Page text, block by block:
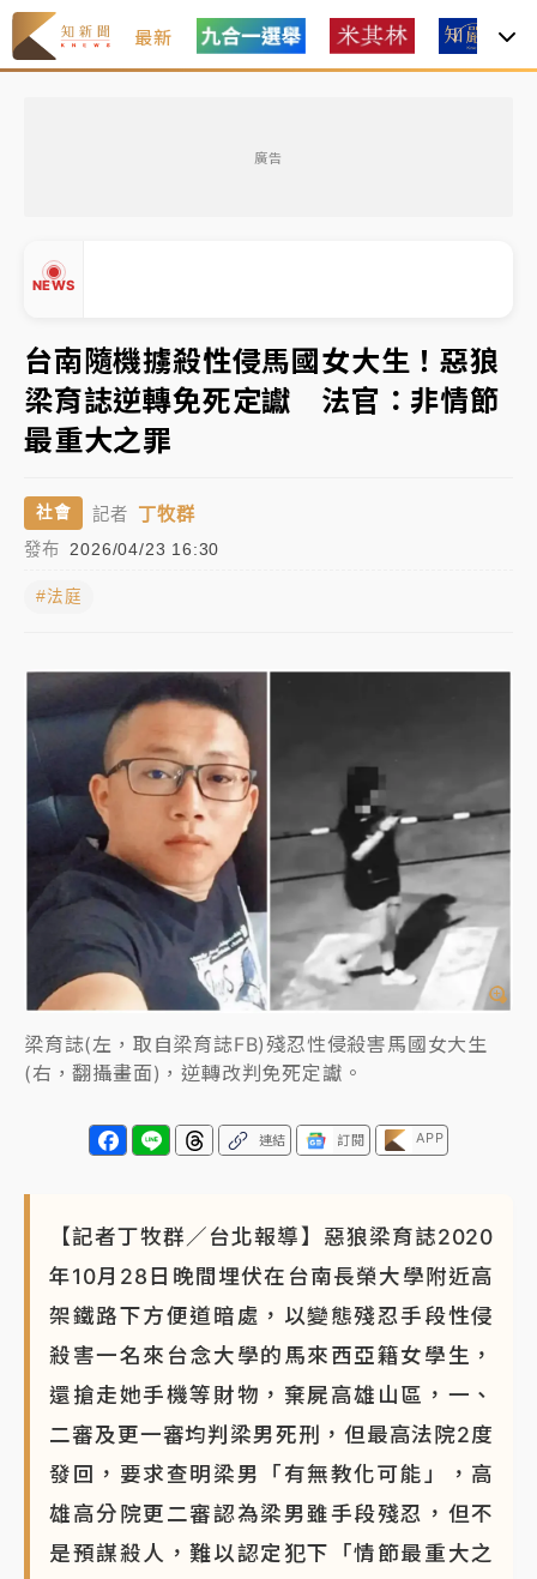
最新
廣告
NEWS
中信慈善基金會想增加董事人數！辜仲諒向法院聲請遭
駁 理由曝光
故宮《龍藏經》特展第2檔！今線上預約開賣一度塞車
周六起展出延長至晚上7時
台東農業處長涉圖利渡假村！東檢抗告成功 今重開羈
押庭
父親節泡湯了！中颱白海豚雨彈轟3天 「紅到發紫」降
雨熱區曝
女律師陳昱瑄詐慈濟10億！黃金158kg遭查扣畫面曝光
旅局回應了
中信慈善基金會想增加董事人數！辜仲諒向法院聲請遭
駁 理由曝光
故宮《龍藏經》特展第2檔！今線上預約開賣一度塞車
周六起展出延長至晚上7時
台東農業處長涉圖利渡假村！東檢抗告成功 今重開羈
押庭
父親節泡湯了！中颱白海豚雨彈轟3天 「紅到發紫」降
雨熱區曝
▲
▼
台南隨機擄殺性侵馬國女大生！惡狼
梁育誌逆轉免死定讞 法官：非情節
最重大之罪
社會 記者 丁牧群
發布 2026/04/23 16:30
#法庭
梁育誌(左，取自梁育誌FB)殘忍性侵殺害馬國女大生
(右，翻攝畫面)，逆轉改判免死定讞。
連結 訂閱 APP
【記者丁牧群／台北報導】惡狼梁育誌2020
年10月28日晚間埋伏在台南長榮大學附近高
架鐵路下方便道暗處，以變態殘忍手段性侵
殺害一名來台念大學的馬來西亞籍女學生，
還搶走她手機等財物，棄屍高雄山區，一、
二審及更一審均判梁男死刑，但最高法院2度
發回，要求查明梁男「有無教化可能」，高
雄高分院更二審認為梁男雖手段殘忍，但不
是預謀殺人，難以認定犯下「情節最重大之